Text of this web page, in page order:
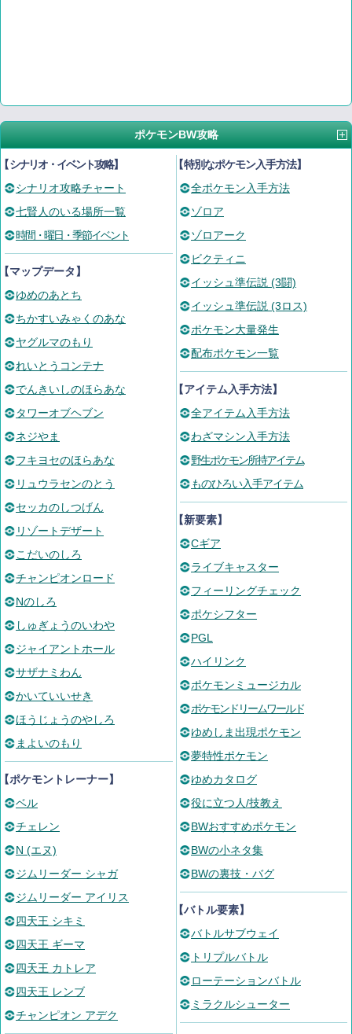
ポケモンBW攻略
シナリオ・イベント攻略】
シナリオ攻略チャート
七賢人のいる場所一覧
時間・曜日・季節イベント
マップデータ】
ゆめのあとち
ちかすいみゃくのあな
ヤグルマのもり
れいとうコンテナ
でんきいしのほらあな
タワーオブヘブン
ネジやま
フキヨセのほらあな
リュウラセンのとう
セッカのしつげん
リゾートデザート
こだいのしろ
チャンピオンロード
Nのしろ
しゅぎょうのいわや
ジャイアントホール
サザナミわん
かいていいせき
ほうじょうのやしろ
まよいのもり
ポケモントレーナー】
ベル
チェレン
N (エヌ)
ジムリーダー シャガ
ジムリーダー アイリス
四天王 シキミ
四天王 ギーマ
四天王 カトレア
四天王 レンブ
チャンピオン アデク
【特別なポケモン入手方法】
全ポケモン入手方法
ゾロア
ゾロアーク
ビクティニ
イッシュ準伝説 (3闘)
イッシュ準伝説 (3ロス)
ポケモン大量発生
配布ポケモン一覧
【アイテム入手方法】
全アイテム入手方法
わざマシン入手方法
野生ポケモン所持アイテム
ものひろい入手アイテム
【新要素】
Cギア
ライブキャスター
フィーリングチェック
ポケシフター
PGL
ハイリンク
ポケモンミュージカル
ポケモンドリームワールド
ゆめしま出現ポケモン
夢特性ポケモン
ゆめカタログ
役に立つ人/技教え
BWおすすめポケモン
BWの小ネタ集
BWの裏技・バグ
【バトル要素】
バトルサブウェイ
トリプルバトル
ローテーションバトル
ミラクルシューター